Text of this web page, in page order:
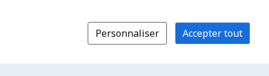
Personnaliser Accepter tout